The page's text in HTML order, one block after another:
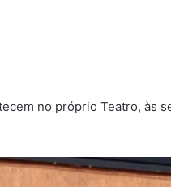
no próprio Teatro, às